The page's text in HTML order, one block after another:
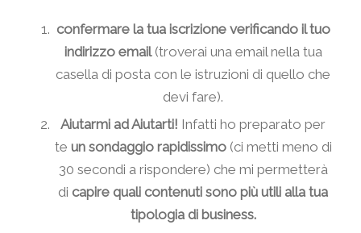
confermare la tua iscrizione verificando il tuo
indirizzo email(troverai una email nella tua
casella di posta con le istruzioni di quello che
devi fare).
Aiutarmi ad Aiutarti! Infatti ho preparato per
te un sondaggio rapidissimo(ci metti meno di
30 secondi a rispondere) che mi permetterà
di capire quali contenuti sono più utili alla tua
tipologia di business.